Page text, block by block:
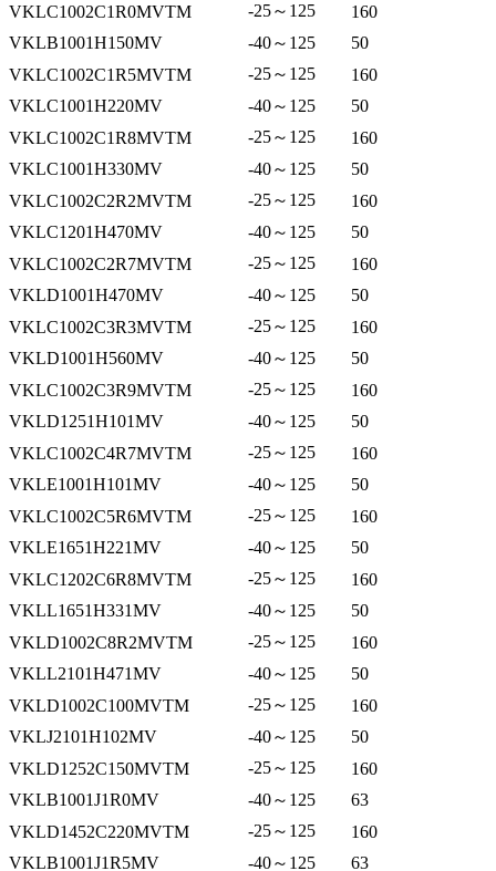
VKLC1002C1R0MVTM
-25～125
160
VKLB1001H150MV
-40～125
50
VKLC1002C1R5MVTM
-25～125
160
VKLC1001H220MV
-40～125
50
VKLC1002C1R8MVTM
-25～125
160
VKLC1001H330MV
-40～125
50
VKLC1002C2R2MVTM
-25～125
160
VKLC1201H470MV
-40～125
50
VKLC1002C2R7MVTM
-25～125
160
VKLD1001H470MV
-40～125
50
VKLC1002C3R3MVTM
-25～125
160
VKLD1001H560MV
-40～125
50
VKLC1002C3R9MVTM
-25～125
160
VKLD1251H101MV
-40～125
50
VKLC1002C4R7MVTM
-25～125
160
VKLE1001H101MV
-40～125
50
VKLC1002C5R6MVTM
-25～125
160
VKLE1651H221MV
-40～125
50
VKLC1202C6R8MVTM
-25～125
160
VKLL1651H331MV
-40～125
50
VKLD1002C8R2MVTM
-25～125
160
VKLL2101H471MV
-40～125
50
VKLD1002C100MVTM
-25～125
160
VKLJ2101H102MV
-40～125
50
VKLD1252C150MVTM
-25～125
160
VKLB1001J1R0MV
-40～125
63
VKLD1452C220MVTM
-25～125
160
VKLB1001J1R5MV
-40～125
63